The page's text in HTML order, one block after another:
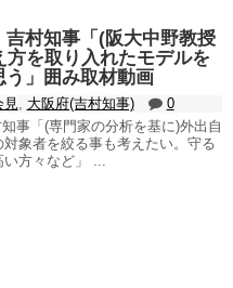
吉村知事「(阪大中野教授
方を取り入れたモデルを
」囲み取材動画
見, 大阪府(吉村知事)
0
知事「(専門家の分析を基に)外出自
象者を絞る事も考えたい。守る
方々など」 ...